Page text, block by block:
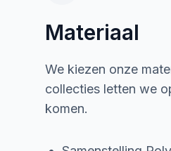
Materiaal
We kiezen onze
collecties letten we
komen.